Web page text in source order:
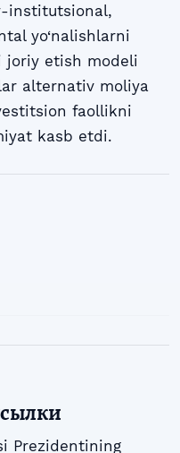
institutsional,
yo‘nalishlarni
joriy etish modeli
alternativ moliya
faollikni
kasb etdi.
Prezidentining